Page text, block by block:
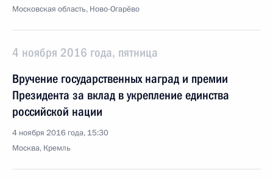
Московская область, Ново-Огарёво
4 ноября 2016 года, пятница
Вручение государственных наград и премии
Президента за вклад в укрепление единства
российской нации
4 ноября 2016 года, 15:30
Москва, Кремль